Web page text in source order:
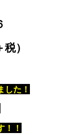
）
た！
！！